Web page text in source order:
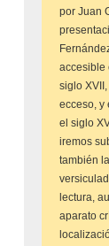
por Juan
accesible
siglo
ecceso, y
el siglo
iremos
también
lectura,
aparato